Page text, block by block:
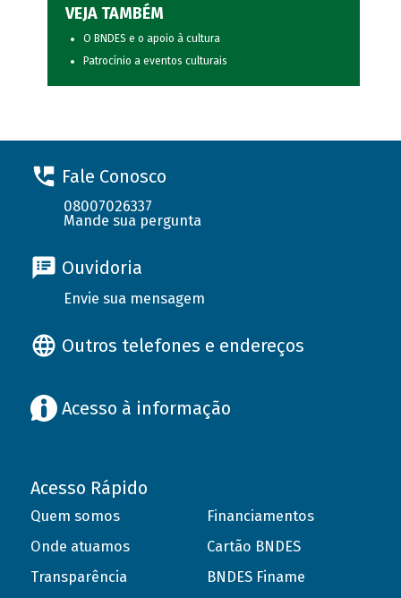
VEJA TAMBÉM
O BNDES e o apoio à cultura
Patrocínio a eventos culturais
Fale Conosco
08007026337
Mande sua pergunta
Ouvidoria
Envie sua mensagem
Outros telefones e endereços
Acesso à informação
Acesso Rápido
Quem somos
Onde atuamos
Transparência
Financiamentos
Cartão BNDES
BNDES Finame